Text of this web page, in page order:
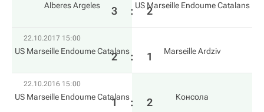
Alberes Argeles 3 : 2
US Marseille Endoume Catalans
22.10.2017 15:00
US Marseille Endoume Catalans
2 : 1 Marseille Ardziv
22.10.2016 15:00
US Marseille Endoume Catalans
1 : 2 Консола